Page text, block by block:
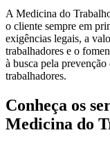
A Medicina do
o cliente sempre em
exigências legais, a
trabalhadores e o
à busca pela
trabalhadores.
Conheça os
Medicina do